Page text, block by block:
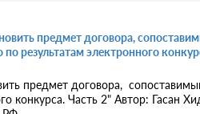
предмет договора,
результатам электронного
предмет договора,
конкурса. Часть 2" Автор: Гасан